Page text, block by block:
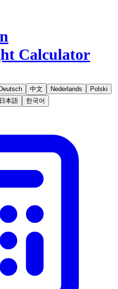
Calculator
Deutsch 中文 Nederlands
Polski
日本語 한국어